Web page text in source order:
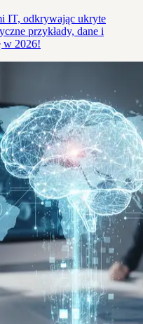
IT, odkrywając ukryte
przykłady, dane i
w 2026!